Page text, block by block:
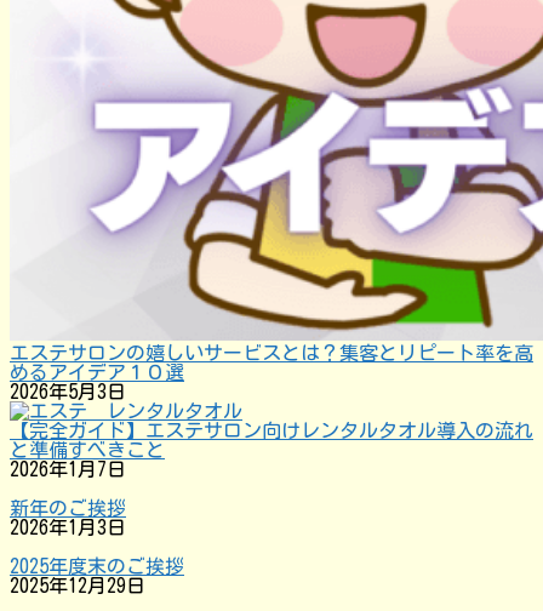
エステサロンの嬉しいサービスとは？集客とリピート率を高
めるアイデア１０選
2026年5月3日
【完全ガイド】エステサロン向けレンタルタオル導入の流れ
と準備すべきこと
2026年1月7日
新年のご挨拶
2026年1月3日
2025年度末のご挨拶
2025年12月29日